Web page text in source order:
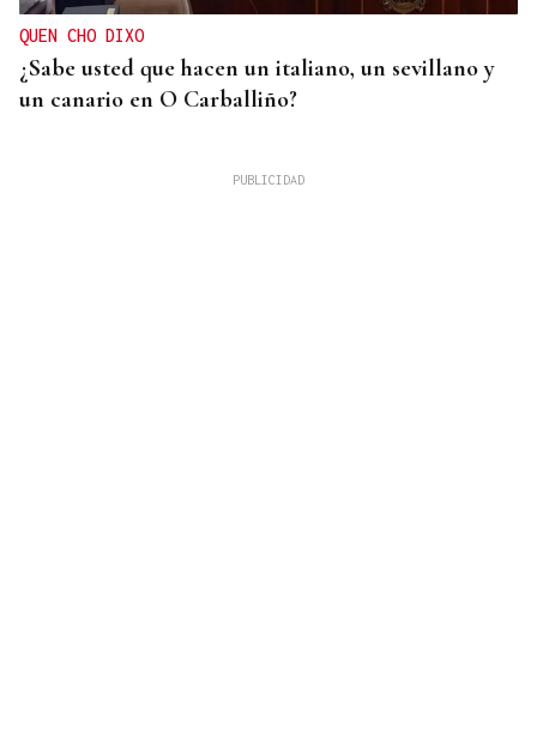
QUEN CHO DIXO
¿Sabe usted que hacen un italiano, un sevillano y
un canario en O Carballiño?